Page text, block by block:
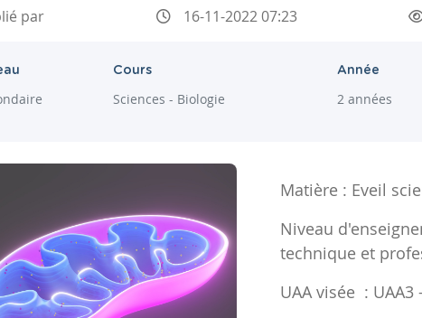
par 16-11-2022 07:23
Cours
Sciences - Biologie
Année
2 années
Matière : Eveil
Niveau
technique et
UAA visée :